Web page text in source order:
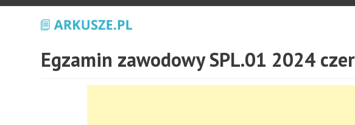
Egzamin zawodowy SPL.01 2024